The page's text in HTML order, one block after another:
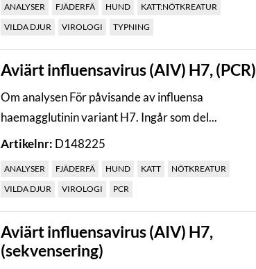
ANALYSER FJÄDERFÄ HUND
KATT:NÖTKREATUR
VILDA DJUR
VIROLOGI TYPNING
Aviärt influensavirus (AIV) H7, (PCR)
Om analysen För påvisande av influensa
haemagglutinin variant H7. Ingår som del...
Artikelnr: D148225
ANALYSER FJÄDERFÄ HUND KATT
NÖTKREATUR
VILDA DJUR
VIROLOGI PCR
Aviärt influensavirus (AIV) H7,
(sekvensering)